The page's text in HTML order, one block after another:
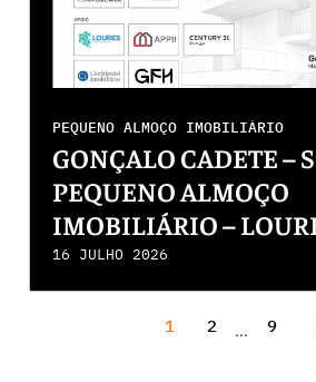
PEQUENO ALMOÇO IMOBILIÁRIO
GONÇALO CADETE –
PEQUENO ALMOÇO
IMOBILIÁRIO –
16 JULHO 2026
1 2 ... 9